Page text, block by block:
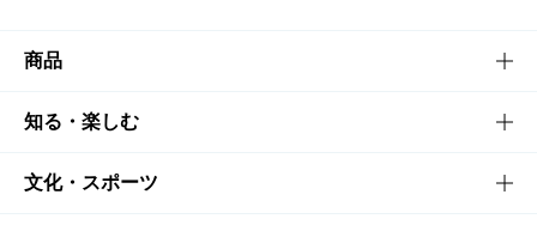
商品
商品TOP
商品一覧
知る・楽しむ
知る・楽しむTOP
文化・スポーツ